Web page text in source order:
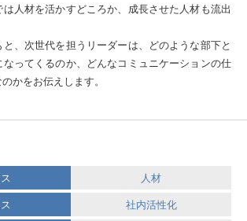
人材を活かすどころか、成長させた人材も流出
、次世代を担うリーダーは、どのような部下と
ってくるのか、どんなコミュニケーションの仕
かをお伝えします。
人材
社内活性化